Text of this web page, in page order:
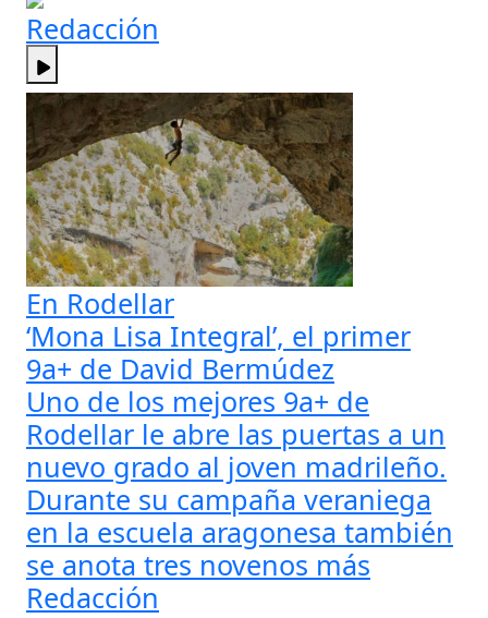
Redacción
En Rodellar
‘Mona Lisa Integral’, el primer
9a+ de David Bermúdez
Uno de los mejores 9a+ de
Rodellar le abre las puertas a un
nuevo grado al joven madrileño.
Durante su campaña veraniega
en la escuela aragonesa también
se anota tres novenos más
Redacción